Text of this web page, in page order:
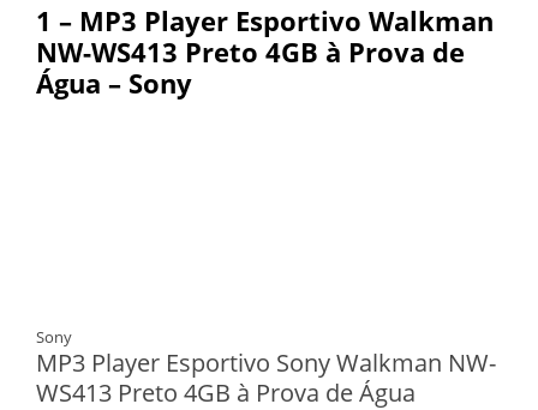
1 – MP3 Player Esportivo Walkman
NW-WS413 Preto 4GB à Prova de
Água – Sony
Sony
MP3 Player Esportivo Sony Walkman NW-
WS413 Preto 4GB à Prova de Água